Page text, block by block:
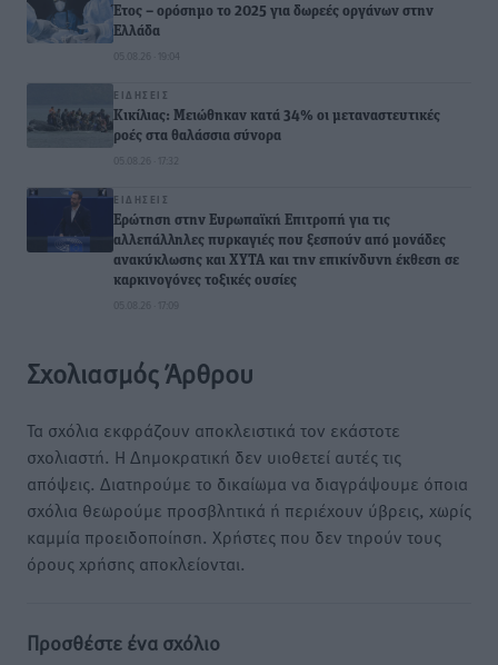
Έτος – ορόσημο το 2025 για δωρεές οργάνων στην
Ελλάδα
05.08.26 · 19:04
ΕΙΔΉΣΕΙΣ
Κικίλιας: Μειώθηκαν κατά 34% οι μεταναστευτικές
ροές στα θαλάσσια σύνορα
05.08.26 · 17:32
ΕΙΔΉΣΕΙΣ
Ερώτηση στην Ευρωπαϊκή Επιτροπή για τις
αλλεπάλληλες πυρκαγιές που ξεσπούν από μονάδες
ανακύκλωσης και ΧΥΤΑ και την επικίνδυνη έκθεση σε
καρκινογόνες τοξικές ουσίες
05.08.26 · 17:09
Σχολιασμός Άρθρου
Τα σχόλια εκφράζουν αποκλειστικά τον εκάστοτε
σχολιαστή. Η Δημοκρατική δεν υιοθετεί αυτές τις
απόψεις. Διατηρούμε το δικαίωμα να διαγράψουμε όποια
σχόλια θεωρούμε προσβλητικά ή περιέχουν ύβρεις, χωρίς
καμμία προειδοποίηση. Χρήστες που δεν τηρούν τους
όρους χρήσης αποκλείονται.
Προσθέστε ένα σχόλιο